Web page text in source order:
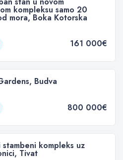
kompleksu samo 20
mora, Boka Kotorska
161 000€
Budva
800 000€
stambeni kompleks uz
Tivat